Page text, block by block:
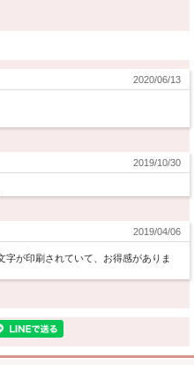
2020/06/13
2019/10/30
2019/04/06
字が印刷されていて、お得感がありま